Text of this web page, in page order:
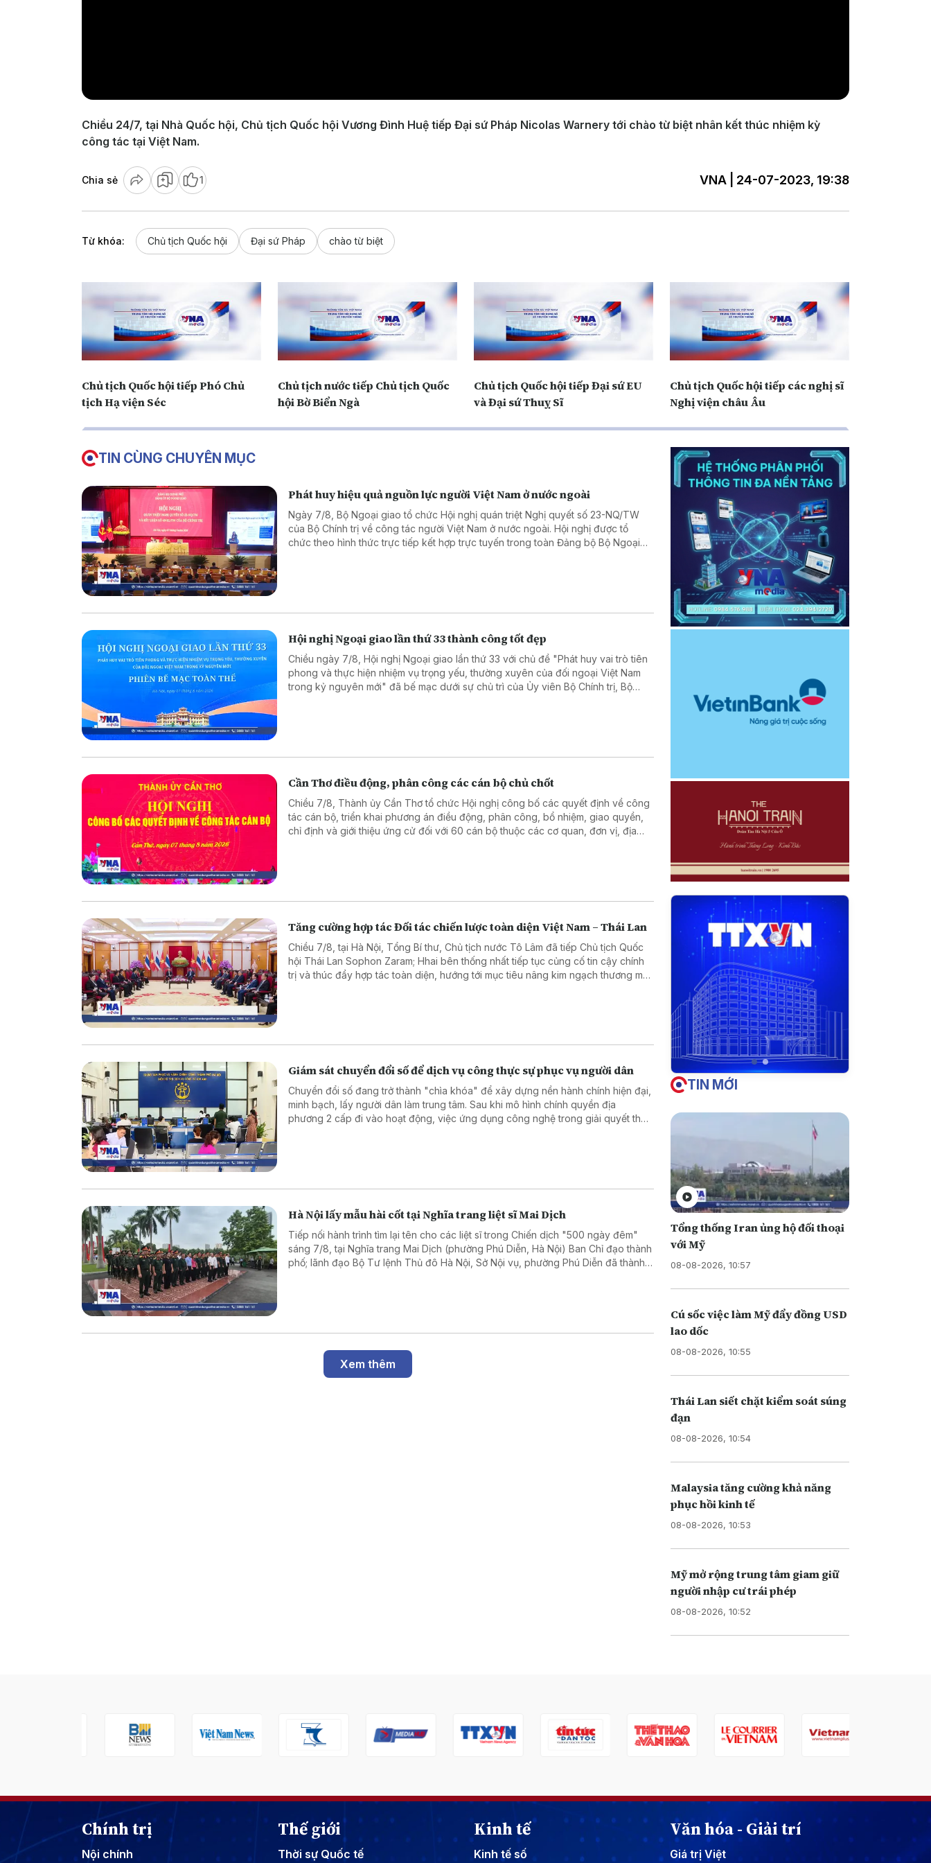
Chiều 24/7, tại Nhà Quốc hội, Chủ tịch Quốc hội Vương Đình Huệ tiếp Đại sứ Pháp Nicolas Warnery tới chào từ biệt nhân kết thúc nhiệm kỳ
công tác tại Việt Nam.
Chia sẻ 1 VNA | 24-07-2023, 19:38
Từ khóa: Chủ tịch Quốc hội Đại sứ Pháp chào từ biệt
Chủ tịch Quốc hội tiếp Phó Chủ
tịch Hạ viện Séc
Chủ tịch nước tiếp Chủ tịch Quốc
hội Bờ Biển Ngà
Chủ tịch Quốc hội tiếp Đại sứ EU
và Đại sứ Thuỵ Sĩ
Chủ tịch Quốc hội tiếp các nghị sĩ
Nghị viện châu Âu
TIN CÙNG CHUYÊN MỤC
Phát huy hiệu quả nguồn lực người Việt Nam ở nước ngoài
Ngày 7/8, Bộ Ngoại giao tổ chức Hội nghị quán triệt Nghị quyết số 23-NQ/TW
của Bộ Chính trị về công tác người Việt Nam ở nước ngoài. Hội nghị được tổ
chức theo hình thức trực tiếp kết hợp trực tuyến trong toàn Đảng bộ Bộ Ngoại
Hội nghị Ngoại giao lần thứ 33 thành công tốt đẹp
Chiều ngày 7/8, Hội nghị Ngoại giao lần thứ 33 với chủ đề "Phát huy vai trò tiên
phong và thực hiện nhiệm vụ trọng yếu, thường xuyên của đối ngoại Việt Nam
trong kỷ nguyên mới" đã bế mạc dưới sự chủ trì của Ủy viên Bộ Chính trị, Bộ
Cần Thơ điều động, phân công các cán bộ chủ chốt
Chiều 7/8, Thành ủy Cần Thơ tổ chức Hội nghị công bố các quyết định về công
tác cán bộ, triển khai phương án điều động, phân công, bổ nhiệm, giao quyền,
chỉ định và giới thiệu ứng cử đối với 60 cán bộ thuộc các cơ quan, đơn vị, địa
Tăng cường hợp tác Đối tác chiến lược toàn diện Việt Nam – Thái Lan
Chiều 7/8, tại Hà Nội, Tổng Bí thư, Chủ tịch nước Tô Lâm đã tiếp Chủ tịch Quốc
hội Thái Lan Sophon Zaram; Hhai bên thống nhất tiếp tục củng cố tin cậy chính
trị và thúc đẩy hợp tác toàn diện, hướng tới mục tiêu nâng kim ngạch thương mại
Giám sát chuyển đổi số để dịch vụ công thực sự phục vụ người dân
Chuyển đổi số đang trở thành "chìa khóa" để xây dựng nền hành chính hiện đại,
minh bạch, lấy người dân làm trung tâm. Sau khi mô hình chính quyền địa
phương 2 cấp đi vào hoạt động, việc ứng dụng công nghệ trong giải quyết thủ
Hà Nội lấy mẫu hài cốt tại Nghĩa trang liệt sĩ Mai Dịch
Tiếp nối hành trình tìm lại tên cho các liệt sĩ trong Chiến dịch "500 ngày đêm"
sáng 7/8, tại Nghĩa trang Mai Dịch (phường Phú Diễn, Hà Nội) Ban Chỉ đạo thành
phố; lãnh đạo Bộ Tư lệnh Thủ đô Hà Nội, Sở Nội vụ, phường Phú Diễn đã thành
Xem thêm
TIN MỚI
Tổng thống Iran ủng hộ đối thoại
với Mỹ
08-08-2026, 10:57
Cú sốc việc làm Mỹ đẩy đồng USD
lao dốc
08-08-2026, 10:55
Thái Lan siết chặt kiểm soát súng
đạn
08-08-2026, 10:54
Malaysia tăng cường khả năng
phục hồi kinh tế
08-08-2026, 10:53
Mỹ mở rộng trung tâm giam giữ
người nhập cư trái phép
08-08-2026, 10:52
Chính trị
Nội chính
Thế giới
Thời sự Quốc tế
Kinh tế
Kinh tế số
Văn hóa - Giải trí
Giá trị Việt